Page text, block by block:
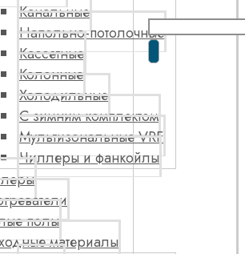
Канальные
Напольно-потолочные
Кассетные
Колонные
Холодильные
С зимним комплектом
Мультизональные VRF
Чиллеры и фанкойлы
полы
материалы